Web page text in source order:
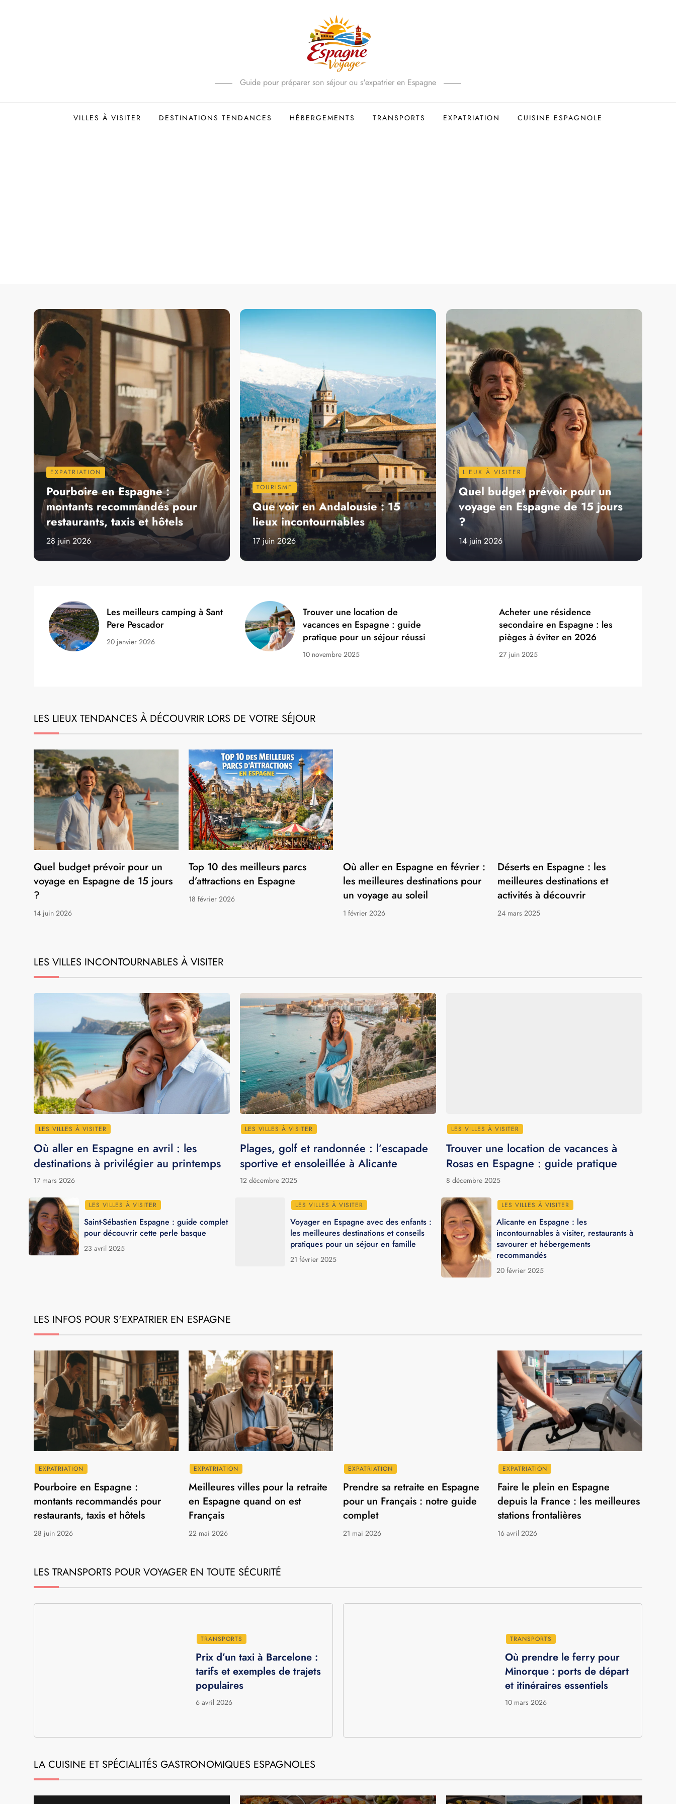
Guide pour préparer son séjour ou s'expatrier en Espagne
VILLES À VISITER DESTINATIONS TENDANCES HÉBERGEMENTS TRANSPORTS EXPATRIATION CUISINE ESPAGNOLE
EXPATRIATION
Pourboire en Espagne :
montants recommandés pour
restaurants, taxis et hôtels
28 juin 2026
TOURISME
Que voir en Andalousie : 15
lieux incontournables
17 juin 2026
LIEUX À VISITER
Quel budget prévoir pour un
voyage en Espagne de 15 jours
?
14 juin 2026
Les meilleurs camping à Sant
Pere Pescador
20 janvier 2026
Trouver une location de
vacances en Espagne : guide
pratique pour un séjour réussi
10 novembre 2025
Acheter une résidence
secondaire en Espagne : les
pièges à éviter en 2026
27 juin 2025
LES LIEUX TENDANCES À DÉCOUVRIR LORS DE VOTRE SÉJOUR
Quel budget prévoir pour un
voyage en Espagne de 15 jours
?
14 juin 2026
Top 10 des meilleurs parcs
d’attractions en Espagne
18 février 2026
Où aller en Espagne en février :
les meilleures destinations pour
un voyage au soleil
1 février 2026
Déserts en Espagne : les
meilleures destinations et
activités à découvrir
24 mars 2025
LES VILLES INCONTOURNABLES À VISITER
LES VILLES À VISITER
Où aller en Espagne en avril : les
destinations à privilégier au printemps
17 mars 2026
LES VILLES À VISITER
Plages, golf et randonnée : l’escapade
sportive et ensoleillée à Alicante
12 décembre 2025
LES VILLES À VISITER
Trouver une location de vacances à
Rosas en Espagne : guide pratique
8 décembre 2025
LES VILLES À VISITER
Saint-Sébastien Espagne : guide complet
pour découvrir cette perle basque
23 avril 2025
LES VILLES À VISITER
Voyager en Espagne avec des enfants :
les meilleures destinations et conseils
pratiques pour un séjour en famille
21 février 2025
LES VILLES À VISITER
Alicante en Espagne : les
incontournables à visiter, restaurants à
savourer et hébergements
recommandés
20 février 2025
LES INFOS POUR S'EXPATRIER EN ESPAGNE
EXPATRIATION
Pourboire en Espagne :
montants recommandés pour
restaurants, taxis et hôtels
28 juin 2026
EXPATRIATION
Meilleures villes pour la retraite
en Espagne quand on est
Français
22 mai 2026
EXPATRIATION
Prendre sa retraite en Espagne
pour un Français : notre guide
complet
21 mai 2026
EXPATRIATION
Faire le plein en Espagne
depuis la France : les meilleures
stations frontalières
16 avril 2026
LES TRANSPORTS POUR VOYAGER EN TOUTE SÉCURITÉ
TRANSPORTS
Prix d’un taxi à Barcelone :
tarifs et exemples de trajets
populaires
6 avril 2026
TRANSPORTS
Où prendre le ferry pour
Minorque : ports de départ
et itinéraires essentiels
10 mars 2026
LA CUISINE ET SPÉCIALITÉS GASTRONOMIQUES ESPAGNOLES